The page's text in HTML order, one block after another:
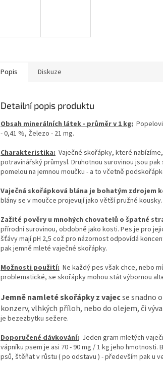
Popis Diskuze
Detailní popis produktu
Obsah minerálních látek - průměr v 1 kg:
- 0,41 %, Železo - 21 mg.
Charakteristika: Vaječné skořápky, které
potravinářský průmysl. Druhotnou surovinou jsou
pomelou na jemnou moučku - a to včetně
Vaječná skořápková blána je bohatým zdrojem
blány se v moučce projevují jako větší pružné kousky.
Zažité pověry u mnohých chovatelů o špatné
přírodní surovinou, obdobně jako kosti. Pes je pro
šťávy mají pH 2,5 což pro názornost odpovídá
pak jemně mleté vaječné skořápky.
Možnosti použití: Ne každý pes však chce, nebo
problematické, se skořápky mohou stát výbornou
Jemně namleté skořápky z vajecse snadno
konzerv, vlhkých příloh, nebo do olejem, či
je bezezbytku sežere.
Doporučené dávkování: Jeden gram mletých
vápníku psem je asi 70 - 90 mg / 1 kg jeho
psů, štěňat v růstu ( po odstavu ) - především pak u